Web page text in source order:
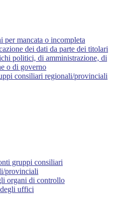
per mancata o incompleta
dei dati da parte dei titolari
politici, di amministrazione, di
o di governo
consiliari regionali/provinciali
gruppi consiliari
provinciali
organi di controllo
uffici